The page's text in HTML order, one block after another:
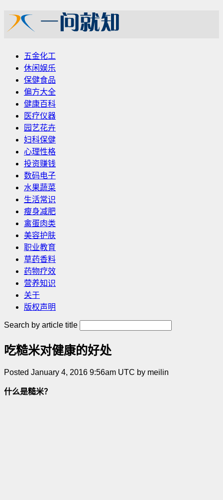
五金化工
休闲娱乐
保健食品
偏方大全
健康百科
医疗仪器
园艺花卉
妇科保健
心理性格
投资赚钱
数码电子
水果蔬菜
生活常识
瘦身减肥
禽蛋肉类
美容护肤
职业教育
草药香料
药物疗效
营养知识
关于
版权声明
Search by article title
吃糙米对健康的好处
Posted January 4, 2016 9:56am UTC by meilin
什么是糙米？